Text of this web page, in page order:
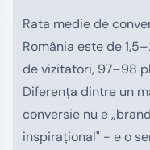
Rata medie de
România este de
de vizitatori, 97–98
Diferența dintre un
conversie nu e
inspirațional" - e o